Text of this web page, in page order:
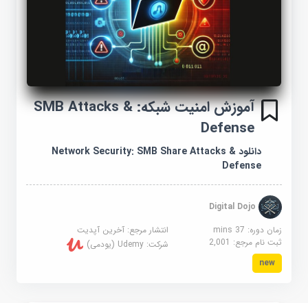
آموزش امنیت شبکه: SMB Attacks &
Defense
دانلود Network Security: SMB Share Attacks &
Defense
Digital Dojo
زمان دوره: 37 mins
انتشار مرجع:آخرین آپدیت
ثبت نام مرجع:2,001 شرکت:Udemy (یودمی)
new